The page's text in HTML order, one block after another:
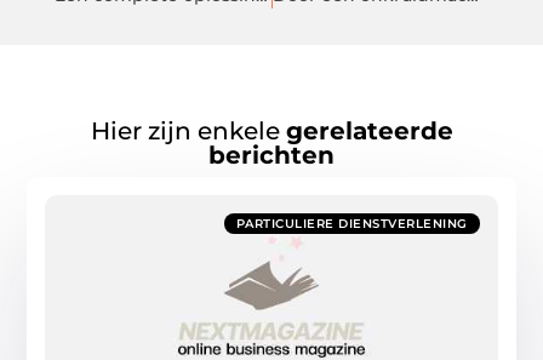
Hier zijn enkele gerelateerde
berichten
PARTICULIERE DIENSTVERLENING